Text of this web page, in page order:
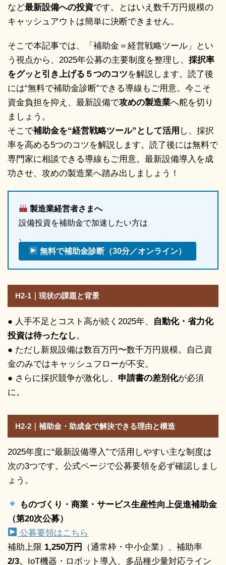
など最新設備への投資です。とはいえ数千万円規模の
キャッシュアウトは簡単に決断できません。
そこで本記事では、 「補助金＝経営戦略ツール」
とい
う視点から、2025年公募の主要制度を整理し、 採択率
をグッと引き上げる５つのコツを解説します。読了後
には“無料で補助金診断”できる導線もご用意。今こそ
資金負担を抑え、最新設備で攻めの製造業へ舵を切り
ましょう。
そこで補助金を“経営戦略ツール”として活用 し、採択
率を高める5つのコツを解説します。読了後には無料で
専門家に相談できる導線もご用意。最新設備導入を成
功させ、攻めの製造業へ踏み出しましょう！
製造業経営者さまへ
設備投資を補助金で加速したい方は
無料で補助金診断（30分／オンライン）
H2-1｜現状の課題と背景
● 人手不足とコスト高が続く2025年、
自動化・省力化
投資は待ったなし。
● ただし新規設備は数百万円〜数千万円規模。自己資
金のみではキャッシュフローが不安。
● さらに採択競争が激化し、 申請書の差別化が必須
に。
H2-2｜補助金・助成金で解決できる理由と構造
2025年度に“最新設備導入”で活用しやすい主な制度は
次の3つです。公式ページで公募要領を必ず確認しまし
ょう。
ものづくり・商業・サービス生産性向上促進補助金
（第20次公募）
公募要領はこちら
補助上限 1,250万円
（通常枠・中小企業）、補助率
2/3。IoT機器・ロボット導入、多品種少量対応ライン